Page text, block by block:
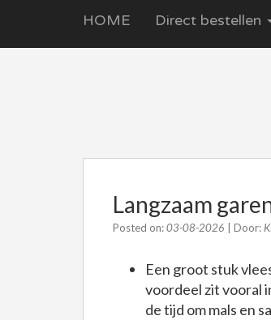
HOME Direct bestellen
Langzaam
Posted on:03-08-2026 | Door:
Een groot stuk
voordeel zit vooral
de tijd om mals en